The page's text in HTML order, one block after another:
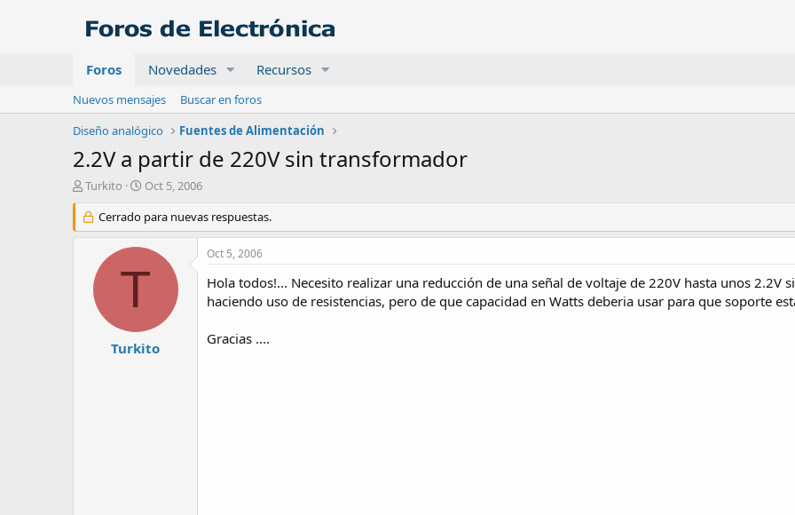
Foros Novedades Recursos
Nuevos mensajes
Buscar en foros
Diseño analógico
Fuentes de Alimentación
2.2V a partir de 220V sin transformador
A
t
o
Turkito
F
c
h
a
e
i
c
Oct 5, 2006
Cerrado para nuevas respuestas.
T
Turkito
Oct 5, 2006
Hola todos!... Necesito realizar una reducción de una señal de voltaje de 220V hasta unos 2.2V
haciendo uso de resistencias, pero de que capacidad en Watts deberia usar para que soporte
Gracias ....